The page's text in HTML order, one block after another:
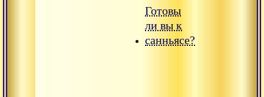
Готовы
ли вы к
санньясе?